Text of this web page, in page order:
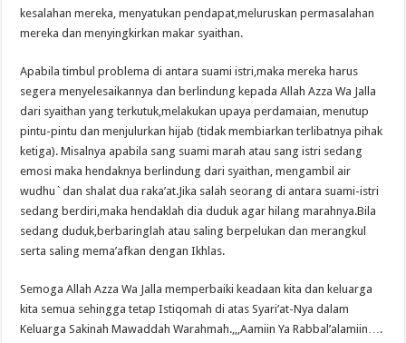
kesalahan mereka, menyatukan pendapat,meluruskan permasalahan
mereka dan menyingkirkan makar syaithan.
Apabila timbul problema di antara suami istri,maka mereka harus
segera menyelesaikannya dan berlindung kepada Allah Azza Wa Jalla
dari syaithan yang terkutuk,melakukan upaya perdamaian, menutup
pintu-pintu dan menjulurkan hijab (tidak membiarkan terlibatnya pihak
ketiga). Misalnya apabila sang suami marah atau sang istri sedang
emosi maka hendaknya berlindung dari syaithan, mengambil air
wudhu`dan shalat dua raka’at.Jika salah seorang di antara suami-istri
sedang berdiri,maka hendaklah dia duduk agar hilang marahnya.Bila
sedang duduk,berbaringlah atau saling berpelukan dan merangkul
serta saling mema’afkan dengan Ikhlas.
Semoga Allah Azza Wa Jalla memperbaiki keadaan kita dan keluarga
kita semua sehingga tetap Istiqomah di atas Syari’at-Nya dalam
Keluarga Sakinah Mawaddah Warahmah.,,,Aamiin Ya Rabbal’alamiin….